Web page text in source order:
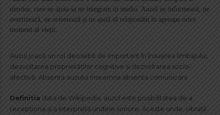
uimitor, care ne ajuta sa ne integram in mediu. Auzul ne informează, ne
avertizează, ne orientează și ne ajută să relaționăm în aproape orice
moment al vieții.
Auzul joacă un rol deosebit de important în însuşirea limbajului,
dezvoltarea proprietăţilor cognitive şi dezvoltarea socio-
afectivă. Absenta auzului inseamna absenta comunicarii.
Definitia data de Wikipedia: auzul este posibilitatea de a
recepționa și a interpreta undele sonore. Aceste unde, vibrații